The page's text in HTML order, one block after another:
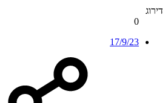
דירוג
0
17/9/23